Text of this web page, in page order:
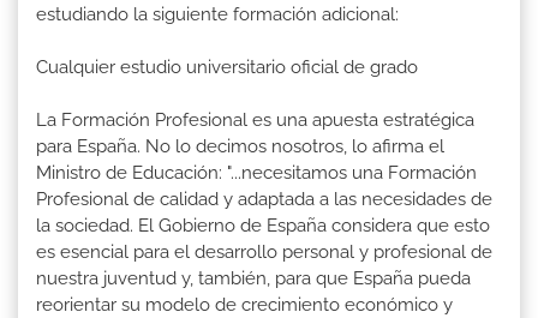
estudiando la siguiente formación adicional:
Cualquier estudio universitario oficial de grado
La Formación Profesional es una apuesta estratégica
para España. No lo decimos nosotros, lo afirma el
Ministro de Educación: "...necesitamos una Formación
Profesional de calidad y adaptada a las necesidades de
la sociedad. El Gobierno de España considera que esto
es esencial para el desarrollo personal y profesional de
nuestra juventud y, también, para que España pueda
reorientar su modelo de crecimiento económico y